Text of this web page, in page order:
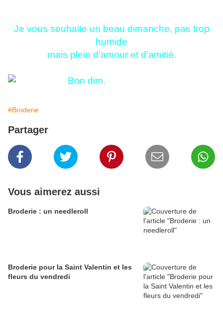
Je vous souhaite un beau dimanche, pas trop
humide
mais plein d'amour et d'amitié.
#Broderie
Partager
Vous aimerez aussi
Broderie : un needleroll
Broderie pour la Saint Valentin et les
fleurs du vendredi